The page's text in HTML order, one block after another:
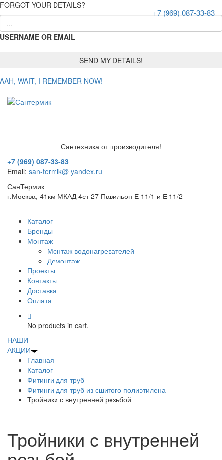
FORGOT YOUR DETAILS?
USERNAME OR EMAIL
AAH, WAIT, I REMEMBER NOW!
+7 (969) 087-33-83
Сантехника от производителя!
+7 (969) 087-33-83
Email: san-termik@ yandex.ru
СанТермик
г.Москва, 41км МКАД 4ст 27 Павильон Е 11/1 и Е 11/2
Каталог
Бренды
Монтаж
Монтаж водонагревателей
Демонтаж
Проекты
Контакты
Доставка
Оплата
No products in cart.
НАШИ
АКЦИИ
Главная
Каталог
Фитинги для труб
Фитинги для труб из сшитого полиэтилена
Тройники с внутренней резьбой
Тройники с внутренней